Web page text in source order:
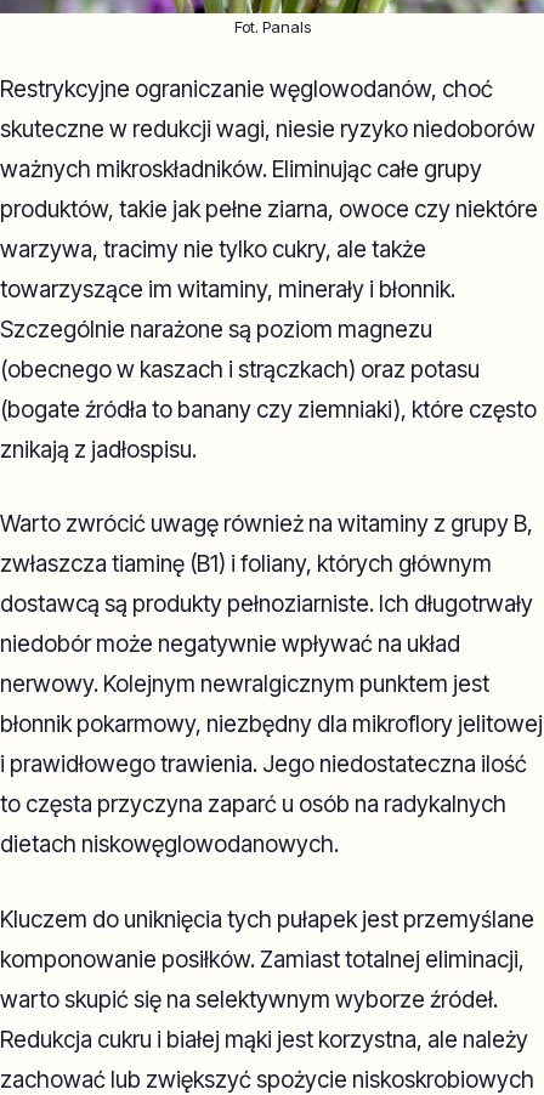
Fot. Panals
Restrykcyjne ograniczanie węglowodanów, choć
skuteczne w redukcji wagi, niesie ryzyko niedoborów
ważnych mikroskładników. Eliminując całe grupy
produktów, takie jak pełne ziarna, owoce czy niektóre
warzywa, tracimy nie tylko cukry, ale także
towarzyszące im witaminy, minerały i błonnik.
Szczególnie narażone są poziom magnezu
(obecnego w kaszach i strączkach) oraz potasu
(bogate źródła to banany czy ziemniaki), które często
znikają z jadłospisu.
Warto zwrócić uwagę również na witaminy z grupy B,
zwłaszcza tiaminę (B1) i foliany, których głównym
dostawcą są produkty pełnoziarniste. Ich długotrwały
niedobór może negatywnie wpływać na układ
nerwowy. Kolejnym newralgicznym punktem jest
błonnik pokarmowy, niezbędny dla mikroflory jelitowej
i prawidłowego trawienia. Jego niedostateczna ilość
to częsta przyczyna zaparć u osób na radykalnych
dietach niskowęglowodanowych.
Kluczem do uniknięcia tych pułapek jest przemyślane
komponowanie posiłków. Zamiast totalnej eliminacji,
warto skupić się na selektywnym wyborze źródeł.
Redukcja cukru i białej mąki jest korzystna, ale należy
zachować lub zwiększyć spożycie niskoskrobiowych